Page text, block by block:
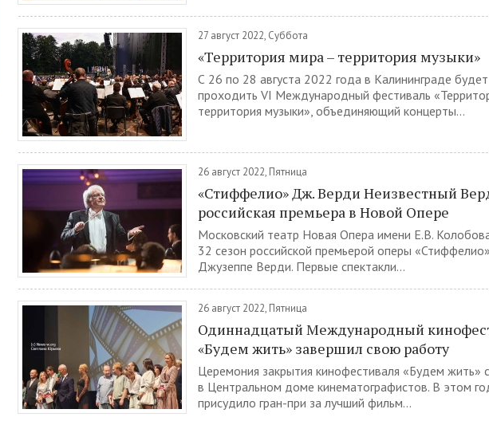
27 август 2022, Суббота
«Территория мира – территория музыки»
С 26 по 28 августа 2022 года в Калининграде будет
проходить VI Международный фестиваль
территория музыки», объединяющий концерты...
26 август 2022, Пятница
«Стиффелио» Дж. Верди Неизвестный
российская премьера в Новой Опере
Московский театр Новая Опера имени Е.В.
32 сезон российской премьерой оперы «Стиффелио»
Джузеппе Верди. Первые спектакли...
26 август 2022, Пятница
Одиннадцатый Международный
«Будем жить» завершил свою работу
Церемония закрытия кинофестиваля «Будем жить»
в Центральном доме кинематографистов. В этом
присудило гран-при за лучший фильм...